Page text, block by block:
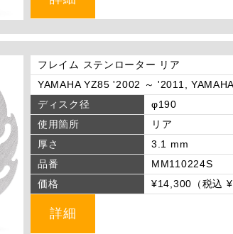
フレイム ステンローター リア
YAMAHA YZ85 '2002 ～ '2011,
ディスク径
φ190
使用箇所
リア
厚さ
3.1 mm
品番
MM110224S
価格
¥14,300（税込
詳細